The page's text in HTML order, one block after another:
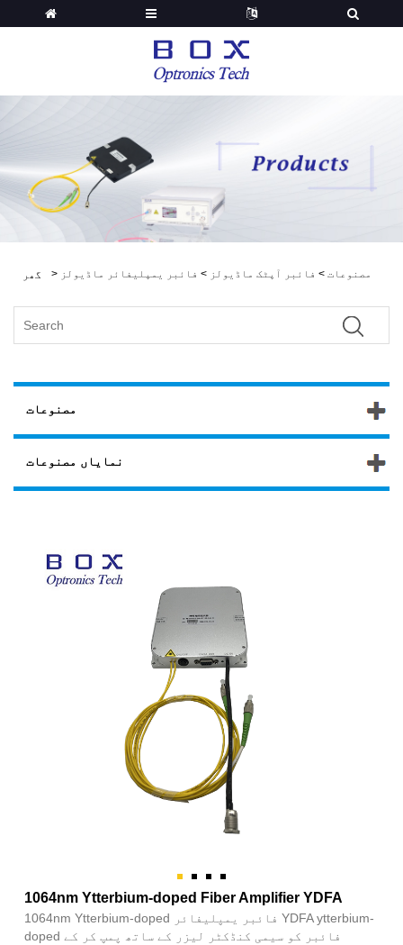
گھر > مصنوعات > فائبر آپٹک ماڈیولز > فائبر یمپلیفائر ماڈیولز
مصنوعات
نمایاں مصنوعات
1064nm Ytterbium-doped Fiber Amplifier YDFA
1064nm Ytterbium-doped فائبر یمپلیفائر YDFA ytterbium-
doped فائبر کو سیمی کنڈکٹر لیزر کے ساتھ پمپ کر کے